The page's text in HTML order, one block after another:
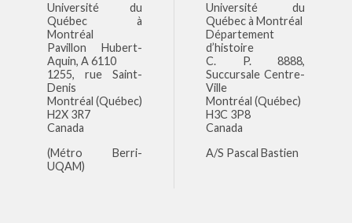
Université du
Québec à
Montréal
Pavillon Hubert-
Aquin, A 6110
1255, rue Saint-
Denis
Montréal (Québec)
H2X 3R7
Canada
(Métro Berri-
UQAM)
Université du
Québec à Montréal
Département
d’histoire
C. P. 8888,
Succursale Centre-
Ville
Montréal (Québec)
H3C 3P8
Canada
A/S Pascal Bastien